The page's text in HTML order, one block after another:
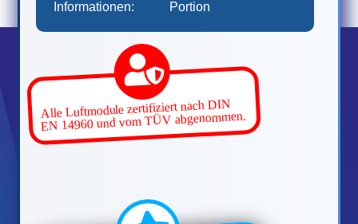
Informationen:
Portion
Alle Luftmodule zertifiziert nach DIN
EN 14960 und vom TÜV abgenommen.